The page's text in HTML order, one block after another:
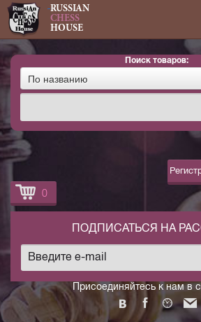
RUSSIAN
CHESS
HOUSE
Поиск товаров:
По названию
0
Присоединяйтесь к нам в
ПОДПИСАТЬСЯ НА